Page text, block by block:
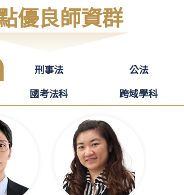
優良師資群
刑事法
公法
國考法科 跨域學科